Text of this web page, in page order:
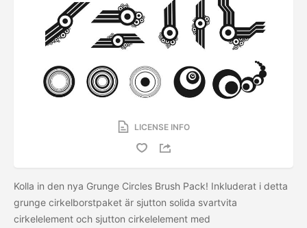
LICENSE INFO
Kolla in den nya Grunge Circles Brush Pack! Inkluderat i detta
grunge cirkelborstpaket är sjutton solida svartvita
cirkelelement och sjutton cirkelelement med